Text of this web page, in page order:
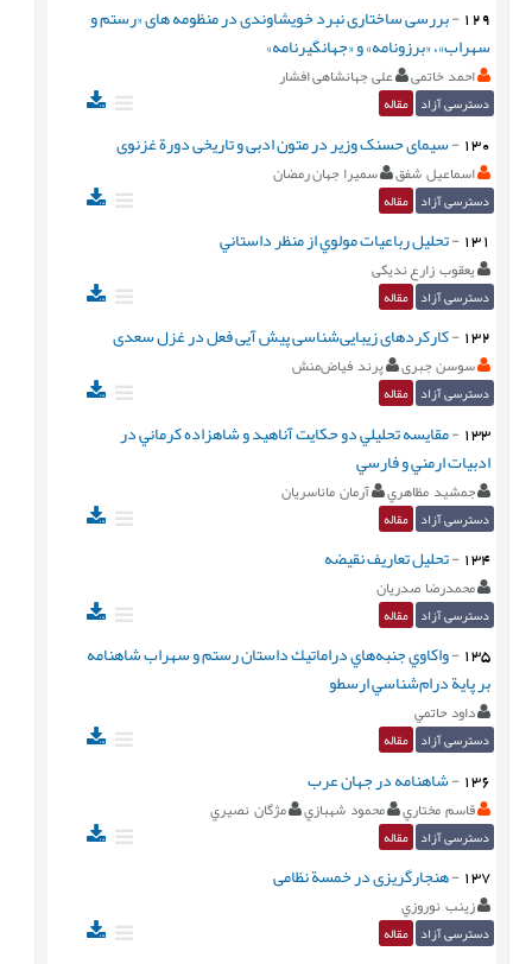
129
-بررسی ساختاری نبرد خویشاوندی در منظومه های «رستم و
سهراب»، «برزونامه» و «جهانگیرنامه»
احمد خاتمی علی جهانشاهی افشار
دسترسی آزاد مقاله
130
-سیمای حسنک وزیر در متون ادبی و تاریخی دورة غزنوی
اسماعیل شفق سمیرا جهان رمضان
دسترسی آزاد مقاله
131
-تحلیل رباعيات مولوي از منظر داستاني
یعقوب زارع ندیکی
دسترسی آزاد مقاله
132
-کارکردهای زیبایی‌شناسی پیش آیی فعل در غزل سعدی
سوسن جبری پرند فیاض‌منش
دسترسی آزاد مقاله
133
-مقايسه تحليلي دو حکايت آناهيد و شاهزاده کرماني در
ادبيات ارمني و فارسي
جمشيد مظاهري آرمان ماناسريان
دسترسی آزاد مقاله
134
-تحليل تعاريف نقیضه
محمدرضا صدريان
دسترسی آزاد مقاله
135
-واكاوي جنبه‌هاي دراماتيك داستان رستم و سهراب شاهنامه
بر پاية درام‌شناسي ارسطو
داود حاتمي
دسترسی آزاد مقاله
136
-شاهنامه در جهان عرب
قاسم مختاري محمود شهبازي مژگان نصيري
دسترسی آزاد مقاله
137
-هنجارگریزی در خمسة نظامی
زينب نوروزي
دسترسی آزاد مقاله